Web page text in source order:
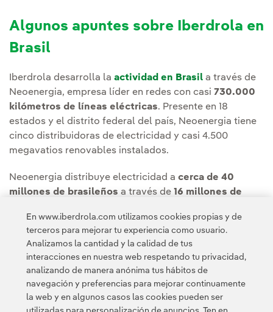
Algunos apuntes sobre Iberdrola en
Brasil
Iberdrola desarrolla la actividad en Brasil a través de
Neoenergia, empresa líder en redes con casi 730.000
kilómetros de líneas eléctricas. Presente en 18
estados y el distrito federal del país, Neoenergia tiene
cinco distribuidoras de electricidad y casi 4.500
megavatios renovables instalados.
Neoenergia distribuye electricidad a cerca de 40
millones de brasileños a través de 16 millones de
plantilla de más de 15.000 personas y genera 28.000
puestos de trabajo en el país a través de su actividad.
En www.iberdrola.com utilizamos cookies propias y de
terceros para mejorar tu experiencia como usuario.
Analizamos la cantidad y la calidad de tus
interacciones en nuestra web respetando tu privacidad,
analizando de manera anónima tus hábitos de
navegación y preferencias para mejorar continuamente
la web y en algunos casos las cookies pueden ser